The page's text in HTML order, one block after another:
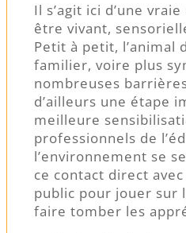
Il s’agit ici d’une
être vivant,
Petit à petit, l’animal
familier, voire plus
nombreuses
d’ailleurs une étape
meilleure
professionnels de
l’environnement se
ce contact direct
public pour jouer sur
faire tomber les